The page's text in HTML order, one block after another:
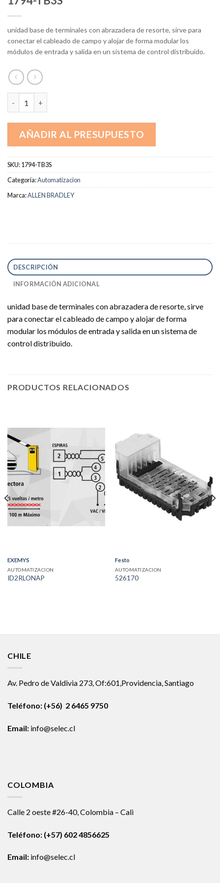
unidad base de terminales con abrazadera de resorte, sirve para
conectar el cableado de campo y alojar de forma modular los
módulos de entrada y salida en un sistema de control distribuido.
AÑADIR AL PRESUPUESTO
SKU:1794-TB3S
Categoría:Automatizacion
Marca:ALLEN BRADLEY
DESCRIPCIÓN
INFORMACIÓN ADICIONAL
unidad base de terminales con abrazadera de resorte, sirve
para conectar el cableado de campo y alojar de forma
modular los módulos de entrada y salida en un sistema de
control distribuido.
PRODUCTOS RELACIONADOS
EXEMYS
AUTOMATIZACION
ID2RLONAP
Festo
AUTOMATIZACION
526170
CHILE
Av. Pedro de Valdivia 273, Of:601,Providencia, Santiago
Teléfono: (+56) 2 6465 9750
Email: info@selec.cl
COLOMBIA
Calle 2 oeste #26-40, Colombia – Cali
Teléfono: (+57) 602 4856625
Email: info@selec.cl